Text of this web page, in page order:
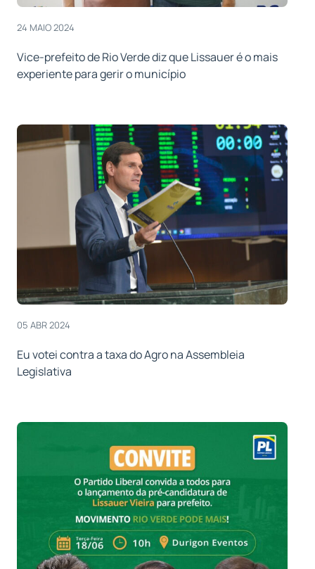
24 MAIO 2024
Vice-prefeito de Rio Verde diz que Lissauer é o mais
experiente para gerir o município
05 ABR 2024
Eu votei contra a taxa do Agro na Assembleia
Legislativa